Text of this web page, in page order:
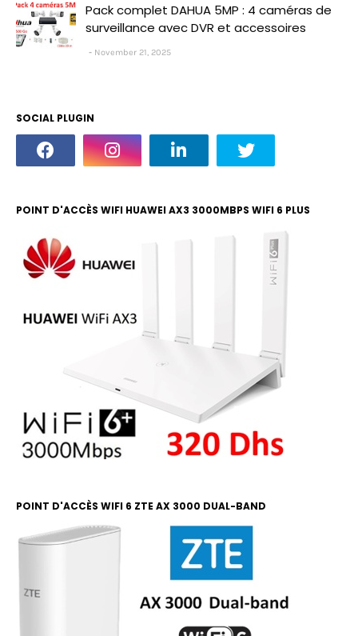
Pack complet DAHUA 5MP : 4 caméras de
surveillance avec DVR et accessoires
November 21, 2025
SOCIAL PLUGIN
POINT D'ACCÈS WIFI HUAWEI AX3 3000MBPS WIFI 6 PLUS
POINT D'ACCÈS WIFI 6 ZTE AX 3000 DUAL-BAND